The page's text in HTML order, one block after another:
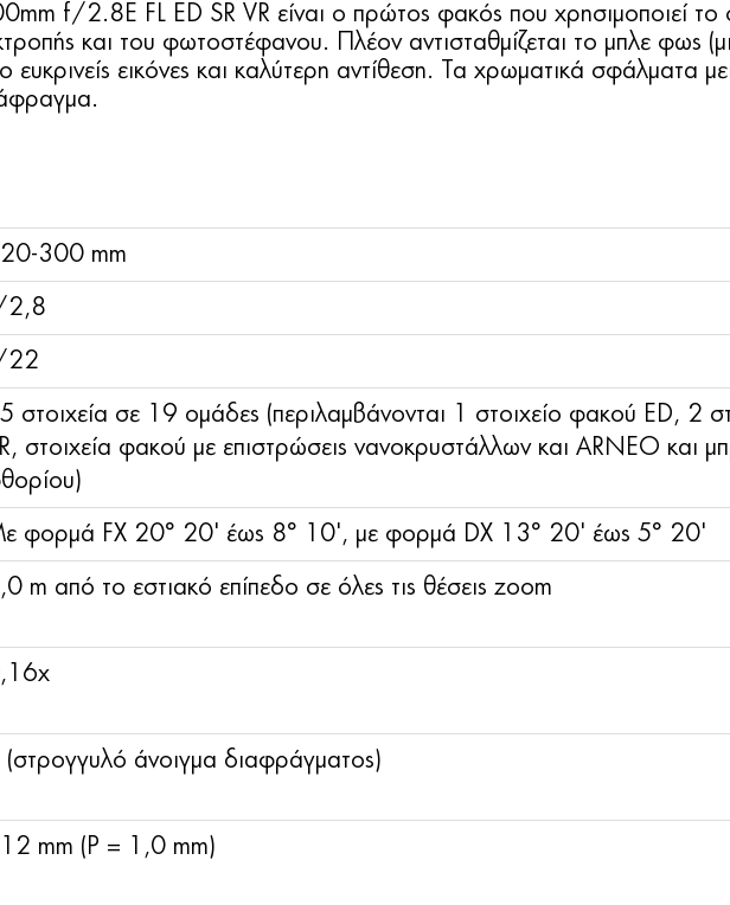
f/2.8E FL ED SR VR είναι ο πρώτος φακός που χρησιμοποιεί το
και του φωτοστέφανου. Πλέον αντισταθμίζεται το μπλε φως
εικόνες και καλύτερη αντίθεση. Τα χρωματικά σφάλματα
300 mm
στοιχεία σε 19 ομάδες (περιλαμβάνονται 1 στοιχείο φακού ED, 2
στοιχεία φακού με επιστρώσεις νανοκρυστάλλων και ARNEO και
φορμά FX 20° 20' έως 8° 10', με φορμά DX 13° 20' έως 5° 20'
m από το εστιακό επίπεδο σε όλες τις θέσεις zoom
(στρογγυλό άνοιγμα διαφράγματος)
mm (P = 1,0 mm)